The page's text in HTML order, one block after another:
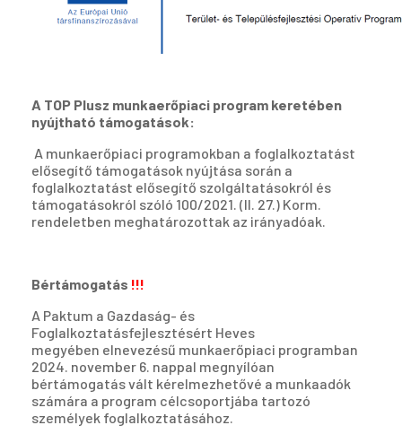
A TOP Plusz munkaerőpiaci program keretében
nyújtható támogatások:
A munkaerőpiaci programokban a foglalkoztatást
elősegítő támogatások nyújtása során a
foglalkoztatást elősegítő szolgáltatásokról és
támogatásokról szóló 100/2021. (II. 27.) Korm.
rendeletben meghatározottak az irányadóak.
Bértámogatás !!!
A Paktum a Gazdaság- és
Foglalkoztatásfejlesztésért Heves
megyében elnevezésű munkaerőpiaci programban
2024. november 6. nappal megnyílóan
bértámogatás vált kérelmezhetővé a munkaadók
számára a program célcsoportjába tartozó
személyek foglalkoztatásához.